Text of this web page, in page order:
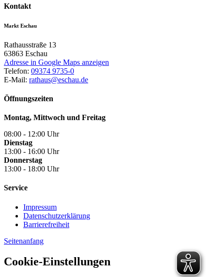
Kontakt
Markt Eschau
Rathausstraße 13
63863 Eschau
Adresse in Google Maps anzeigen
Telefon: 09374 9735-0
E-Mail: rathaus@eschau.de
Öffnungszeiten
Montag, Mittwoch und Freitag
08:00 - 12:00 Uhr
Dienstag
13:00 - 16:00 Uhr
Donnerstag
13:00 - 18:00 Uhr
Service
Impressum
Datenschutzerklärung
Barrierefreiheit
Seitenanfang
Cookie-Einstellungen